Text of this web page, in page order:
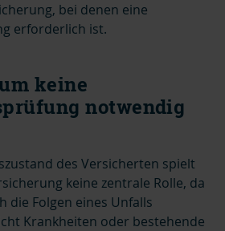
bei denen eine
erforderlich ist.
keine
notwendig
des Versicherten spielt
keine zentrale Rolle, da
die Folgen eines Unfalls
Krankheiten oder bestehende